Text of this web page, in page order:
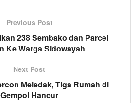
Previous Post
238 Sembako dan Parcel
Ke Warga Sidowayah
Next Post
Meledak, Tiga Rumah di
Gempol Hancur